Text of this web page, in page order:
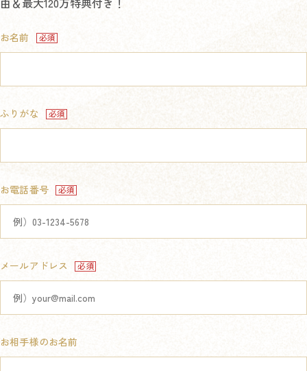
お名前
ふりがな
お電話番号
メールアドレス
お相手様のお名前